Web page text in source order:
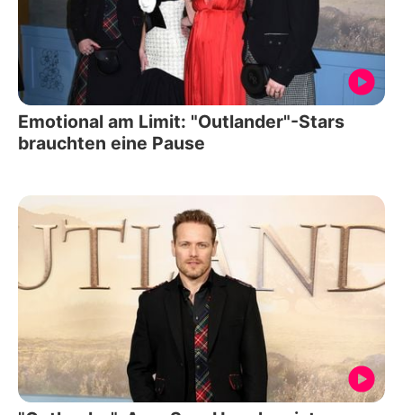
Emotional am Limit: "Outlander"-Stars
brauchten eine Pause